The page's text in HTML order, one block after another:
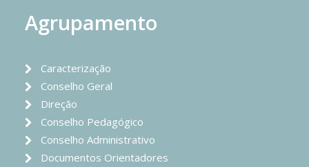
Agrupamento
Caracterização
Conselho Geral
Direção
Conselho Pedagógico
Conselho Administrativo
Documentos Orientadores